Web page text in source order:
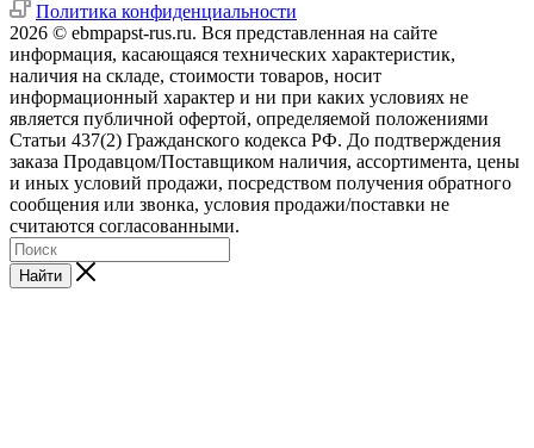
Политика конфиденциальности
2026 © ebmpapst-rus.ru. Вся представленная на сайте
информация, касающаяся технических характеристик,
наличия на складе, стоимости товаров, носит
информационный характер и ни при каких условиях не
является публичной офертой, определяемой положениями
Статьи 437(2) Гражданского кодекса РФ. До подтверждения
заказа Продавцом/Поставщиком наличия, ассортимента, цены
и иных условий продажи, посредством получения обратного
сообщения или звонка, условия продажи/поставки не
считаются согласованными.
Найти